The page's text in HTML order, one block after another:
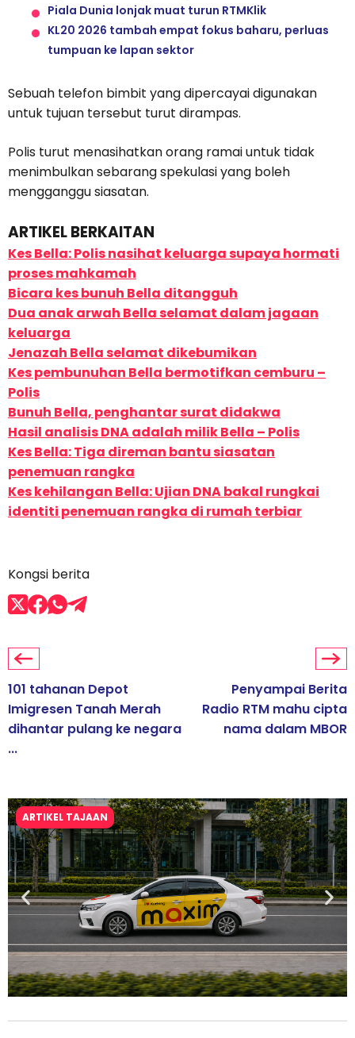
Piala Dunia lonjak muat turun RTMKlik
KL20 2026 tambah empat fokus baharu, perluas
tumpuan ke lapan sektor
Sebuah telefon bimbit yang dipercayai digunakan
untuk tujuan tersebut turut dirampas.
Polis turut menasihatkan orang ramai untuk tidak
menimbulkan sebarang spekulasi yang boleh
mengganggu siasatan.
ARTIKEL BERKAITAN
Kes Bella: Polis nasihat keluarga supaya hormati
proses mahkamah
Bicara kes bunuh Bella ditangguh
Dua anak arwah Bella selamat dalam jagaan
keluarga
Jenazah Bella selamat dikebumikan
Kes pembunuhan Bella bermotifkan cemburu –
Polis
Bunuh Bella, penghantar surat didakwa
Hasil analisis DNA adalah milik Bella – Polis
Kes Bella: Tiga direman bantu siasatan
penemuan rangka
Kes kehilangan Bella: Ujian DNA bakal rungkai
identiti penemuan rangka di rumah terbiar
Kongsi berita
101 tahanan Depot
Imigresen Tanah Merah
dihantar pulang ke negara
...
Penyampai Berita
Radio RTM mahu cipta
nama dalam MBOR
ARTIKEL TAJAAN